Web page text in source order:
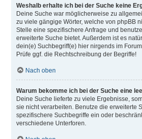
Weshalb erhalte ich bei der Suche keine
Deine Suche war möglicherweise zu
zu viele gängige Wörter, welche von phpBB
Stelle eine spezifischere Anfrage und
erweiterte Suche bietet. Außerdem ist es
dein(e) Suchbegriff(e) hier nirgends im
Prüfe ggf. die Rechtschreibung der Begriffe!
Nach oben
Warum bekomme ich bei der Suche eine
Deine Suche lieferte zu viele Ergebnisse,
sie nicht verarbeiten. Benutze die erweiterte
spezifischere Suchbegriffe ein oder
verschiedene Unterforen.